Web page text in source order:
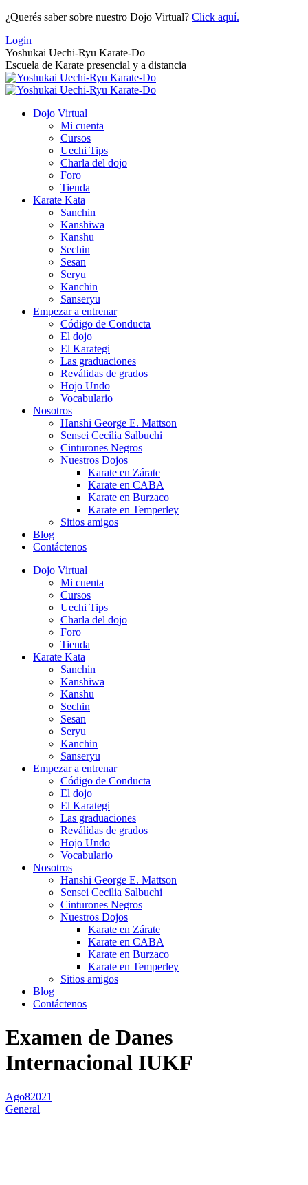
Saltar
contenido
¿Querés saber sobre nuestro Dojo Virtual? Click aquí.
Login
Yoshukai Uechi-Ryu Karate-Do
Escuela de Karate presencial y a distancia
Dojo Virtual
Mi cuenta
Cursos
Uechi Tips
Charla del dojo
Foro
Tienda
Karate Kata
Sanchin
Kanshiwa
Kanshu
Sechin
Sesan
Seryu
Kanchin
Sanseryu
Empezar a entrenar
Código de Conducta
El dojo
El Karategi
Las graduaciones
Reválidas de grados
Hojo Undo
Vocabulario
Nosotros
Hanshi George E. Mattson
Sensei Cecilia Salbuchi
Cinturones Negros
Nuestros Dojos
Karate en Zárate
Karate en CABA
Karate en Burzaco
Karate en Temperley
Sitios amigos
Blog
Contáctenos
Dojo Virtual
Mi cuenta
Cursos
Uechi Tips
Charla del dojo
Foro
Tienda
Karate Kata
Sanchin
Kanshiwa
Kanshu
Sechin
Sesan
Seryu
Kanchin
Sanseryu
Empezar a entrenar
Código de Conducta
El dojo
El Karategi
Las graduaciones
Reválidas de grados
Hojo Undo
Vocabulario
Nosotros
Hanshi George E. Mattson
Sensei Cecilia Salbuchi
Cinturones Negros
Nuestros Dojos
Karate en Zárate
Karate en CABA
Karate en Burzaco
Karate en Temperley
Sitios amigos
Blog
Contáctenos
Examen de Danes
Internacional IUKF
Ago82021
General